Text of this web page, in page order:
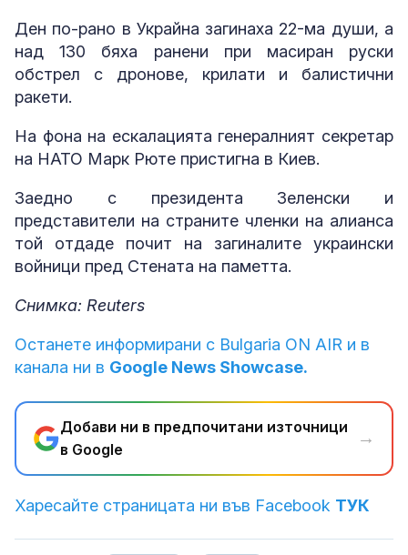
Ден по-рано в Украйна загинаха 22-ма души, а
над 130 бяха ранени при масиран руски
обстрел с дронове, крилати и балистични
ракети.
На фона на ескалацията генералният секретар
на НАТО Марк Рюте пристигна в Киев.
Заедно с президента Зеленски и
представители на страните членки на алианса
той отдаде почит на загиналите украински
войници пред Стената на паметта.
Снимка: Reuters
Останете информирани с Bulgaria ON AIR и в
канала ни в Google News Showcase.
Добави ни в предпочитани източници
в Google
→
Харесайте страницата ни във Facebook ТУК